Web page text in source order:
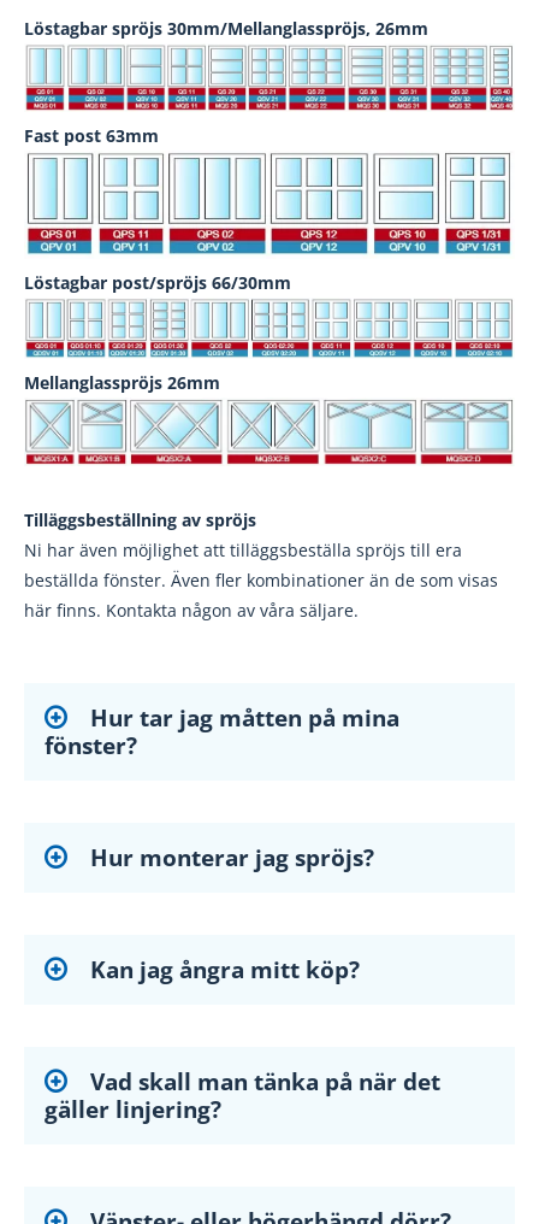
Löstagbar spröjs 30mm/Mellanglasspröjs, 26mm
Fast post 63mm
Löstagbar post/spröjs 66/30mm
Mellanglasspröjs 26mm
Tilläggsbeställning av spröjs
Ni har även möjlighet att tilläggsbeställa spröjs till era
beställda fönster. Även fler kombinationer än de som visas
här finns. Kontakta någon av våra säljare.
Hur tar jag måtten på mina
fönster?
Hur monterar jag spröjs?
Kan jag ångra mitt köp?
Vad skall man tänka på när det
gäller linjering?